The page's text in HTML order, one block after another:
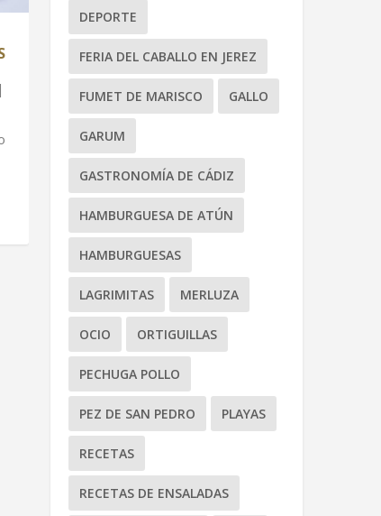
|
DEPORTE
FERIA DEL CABALLO EN JEREZ
FUMET DE MARISCO GALLO
GARUM
GASTRONOMÍA DE CÁDIZ
HAMBURGUESA DE ATÚN
HAMBURGUESAS
LAGRIMITAS MERLUZA
OCIO ORTIGUILLAS
PECHUGA POLLO
PEZ DE SAN PEDRO PLAYAS
RECETAS
RECETAS DE ENSALADAS